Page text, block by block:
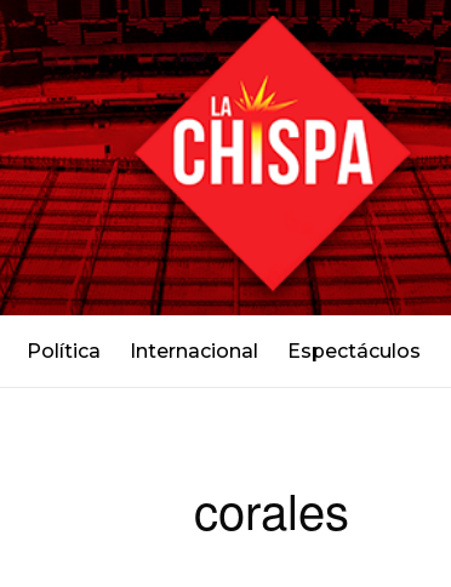
Política Internacional Espectáculos
corales